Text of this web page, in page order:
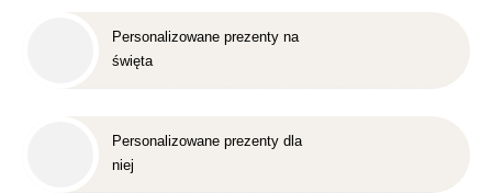
Personalizowane prezenty na
święta
Personalizowane prezenty dla
niej